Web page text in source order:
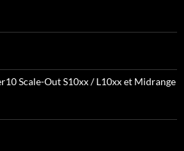
Scale-Out S10xx / L10xx et Midrange